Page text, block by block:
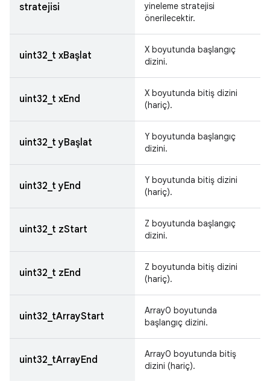
stratejisi
yineleme stratejisi
önerilecektir.
uint32_t xBaşlat
X boyutunda başlangıç
dizini.
uint32_t xEnd
X boyutunda bitiş dizini
(hariç).
uint32_t yBaşlat
Y boyutunda başlangıç
dizini.
uint32_t yEnd
Y boyutunda bitiş dizini
(hariç).
uint32_t zStart
Z boyutunda başlangıç
dizini.
uint32_t zEnd
Z boyutunda bitiş dizini
(hariç).
uint32_tArrayStart
Array0 boyutunda
başlangıç dizini.
uint32_tArrayEnd
Array0 boyutunda bitiş
dizini (hariç).